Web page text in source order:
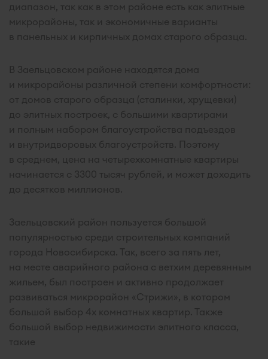
диапазон, так как в этом районе есть как элитные
микрорайоны, так и экономичные варианты
в панельных и кирпичных домах старого образца.
В Заельцовском районе находятся дома
и микрорайоны различной степени комфортности:
от домов старого образца (сталинки, хрущевки)
до элитных построек, с большими квартирами
и полным набором благоустройства подъездов
и внутридворовых благоустройств. Поэтому
в среднем, цена на четырехкомнатные квартиры
начинается с 3300 тысяч рублей, и может доходить
до десятков миллионов.
Заельцовский район пользуется большой
популярностью среди строительных компаний
города Новосибирска. Так, всего за пять лет,
на месте аварийного района с ветхим деревянным
жильем, был построен и активно продолжает
развиваться микрорайон «Стрижи», в котором
большой выбор 4х комнатных квартир. Также
большой выбор недвижимости элитного класса,
такие